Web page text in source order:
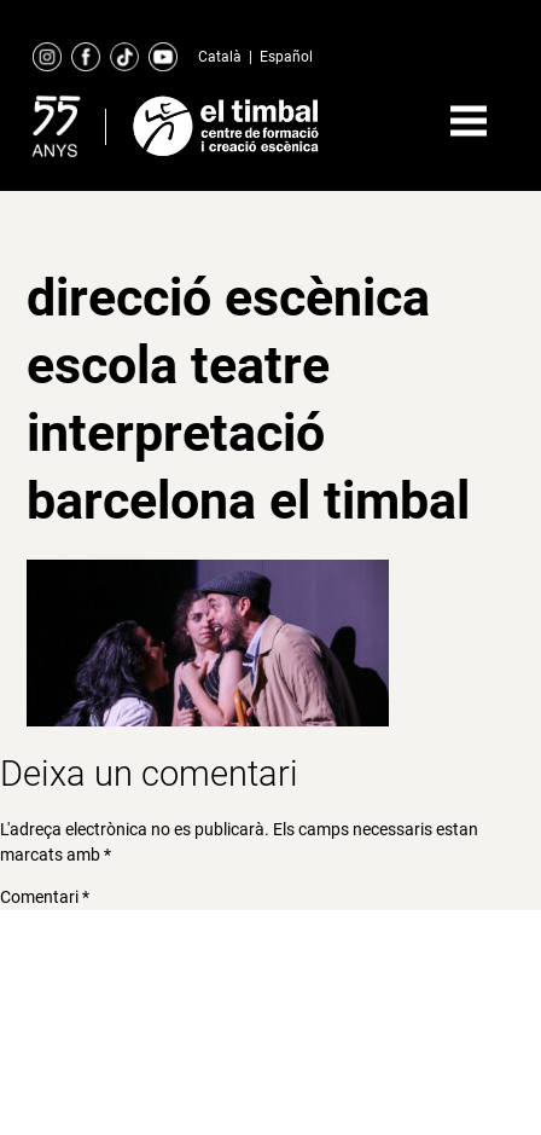
content
Català Español
direcció escènica
escola teatre
interpretació
barcelona el timbal
Deixa un comentari
L'adreça electrònica no es publicarà. Els camps necessaris estan
marcats amb*
Comentari*